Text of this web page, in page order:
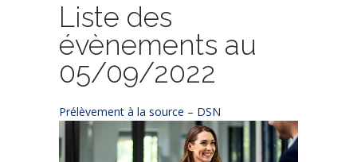
Liste des
évènements au
05/09/2022
Prélèvement à la source – DSN